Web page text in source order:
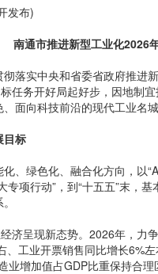
布)
南通市推进新型工业化2026
实中央和省委省政府推进
任务开好局起好步，因地制宜
面向科技前沿的现代工业名城
目标
绿色化、融合化方向，以
专项行动”，到“十五五”末，
呈现新态势。2026年，力争
、工业开票销售同比增长6%
业增加值占GDP比重保持合理